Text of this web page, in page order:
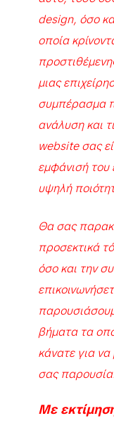
design, όσο
οποία
μιας
συμπέρασμα
ανάλυση και
website σας
εμφάνισή του
υψηλή
Θα σας
προσεκτικά
όσο και την
βήματα τα
κάνατε για
σας
Με